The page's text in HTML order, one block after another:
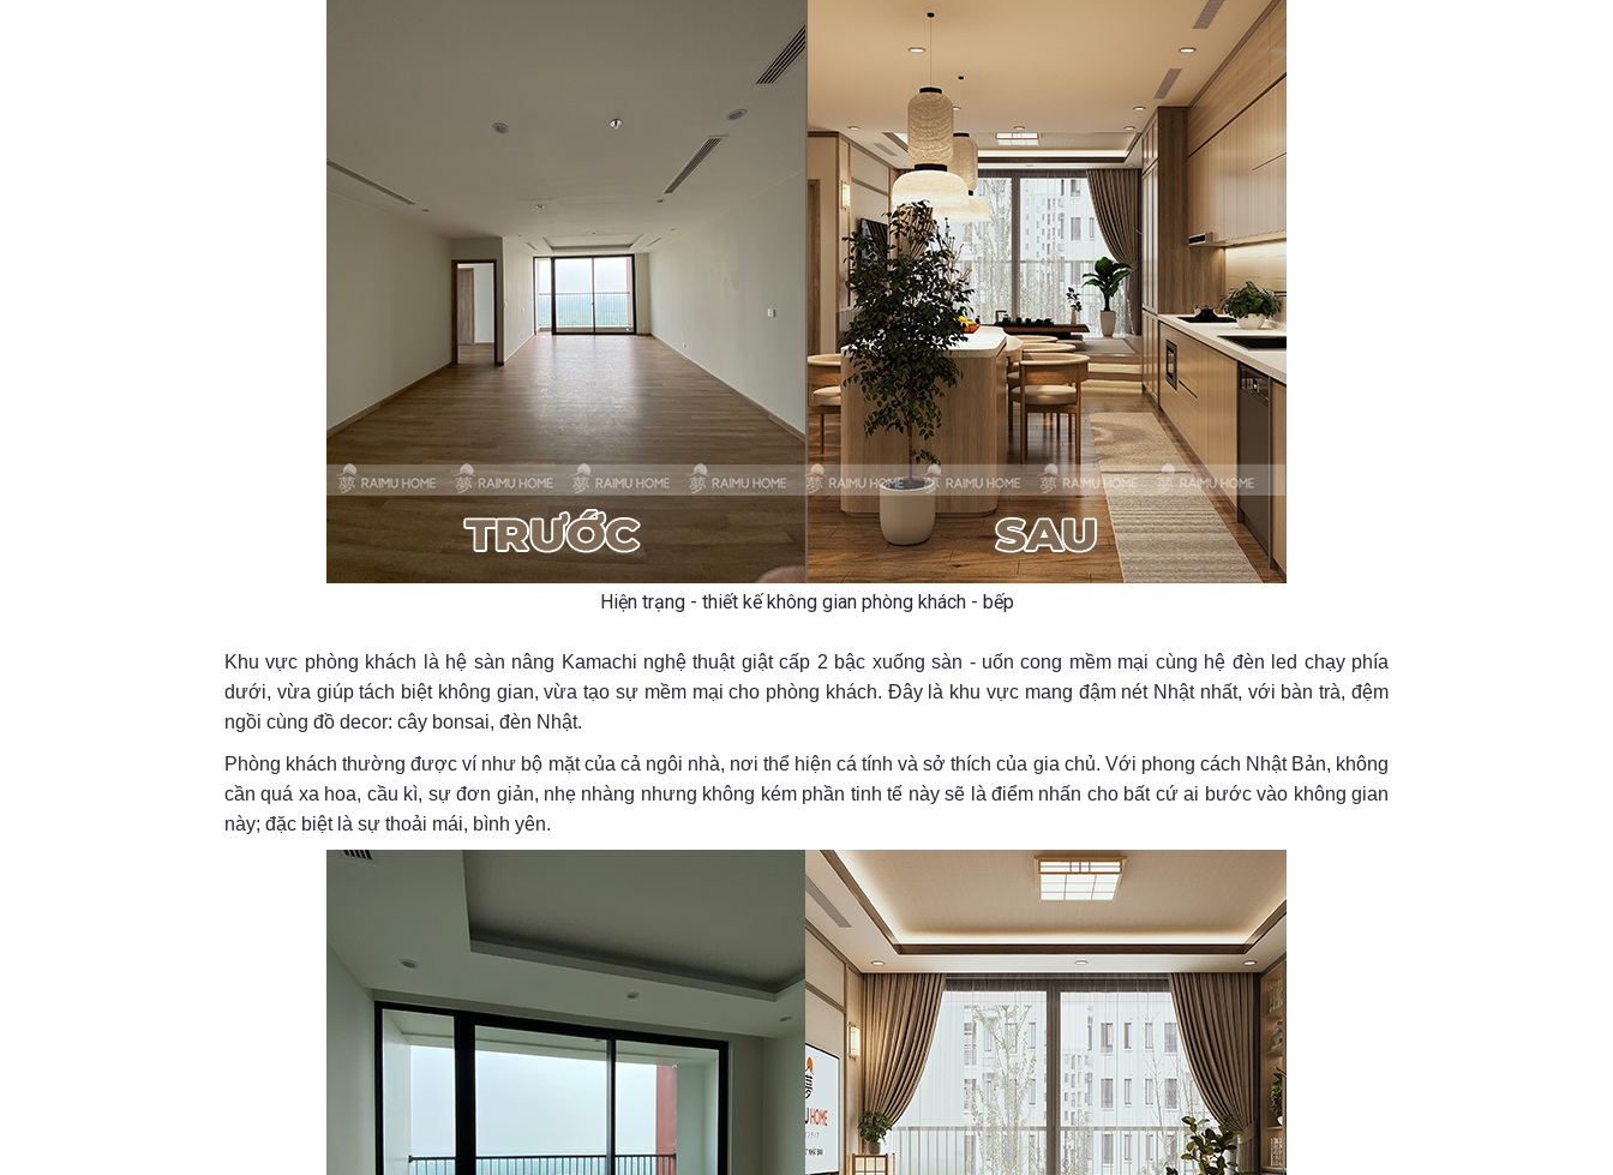
Hiện trạng - thiết kế không gian phòng khách - bếp
Khu vực phòng khách là hệ sàn nâng Kamachi nghệ thuật giật cấp 2 bậc xuống sàn - uốn cong mềm mại cùng hệ đèn led chạy phía
dưới, vừa giúp tách biệt không gian, vừa tạo sự mềm mại cho phòng khách. Đây là khu vực mang đậm nét Nhật nhất, với bàn trà, đệm
ngồi cùng đồ decor: cây bonsai, đèn Nhật.
Phòng khách thường được ví như bộ mặt của cả ngôi nhà, nơi thể hiện cá tính và sở thích của gia chủ. Với phong cách Nhật Bản, không
cần quá xa hoa, cầu kì, sự đơn giản, nhẹ nhàng nhưng không kém phần tinh tế này sẽ là điểm nhấn cho bất cứ ai bước vào không gian
này; đặc biệt là sự thoải mái, bình yên.